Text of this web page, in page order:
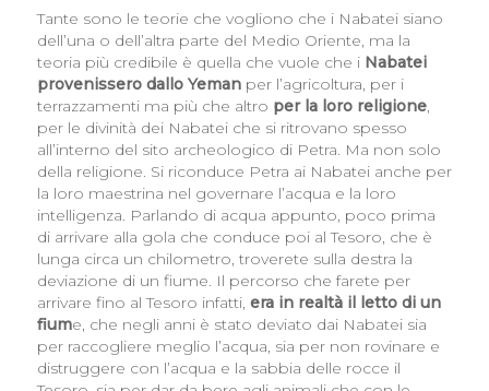
Tante sono le teorie che vogliono che i Nabatei siano
dell’una o dell’altra parte del Medio Oriente, ma la
teoria più credibile è quella che vuole che i Nabatei
provenissero dallo Yemanper l’agricoltura, per i
terrazzamenti ma più che altro per la loro religione,
per le divinità dei Nabatei che si ritrovano spesso
all’interno del sito archeologico di Petra. Ma non solo
della religione. Si riconduce Petra ai Nabatei anche per
la loro maestrina nel governare l’acqua e la loro
intelligenza. Parlando di acqua appunto, poco prima
di arrivare alla gola che conduce poi al Tesoro, che è
lunga circa un chilometro, troverete sulla destra la
deviazione di un fiume. Il percorso che farete per
arrivare fino al Tesoro infatti, era in realtà il letto di un
fiume, che negli anni è stato deviato dai Nabatei sia
per raccogliere meglio l’acqua, sia per non rovinare e
distruggere con l’acqua e la sabbia delle rocce il